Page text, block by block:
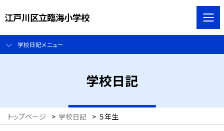
江戸川区立臨海小学校
学校日記メニュー
学校日記
トップページ > 学校日記 > ５年生